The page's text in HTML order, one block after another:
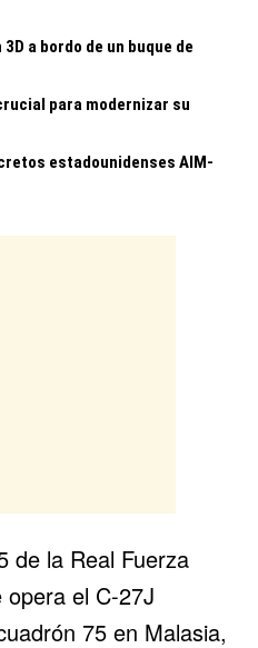
a bordo de un buque de
para modernizar su
estadounidenses AIM-
de la Real Fuerza
el C-27J
75 en Malasia,